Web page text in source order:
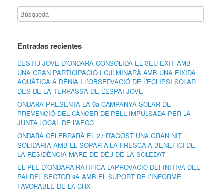
Entradas recientes
L’ESTIU JOVE D’ONDARA CONSOLIDA EL SEU ÈXIT AMB
UNA GRAN PARTICIPACIÓ I CULMINARÀ AMB UNA EIXIDA
AQUÀTICA A DÉNIA I L’OBSERVACIÓ DE L’ECLIPSI SOLAR
DES DE LA TERRASSA DE L’ESPAI JOVE
ONDARA PRESENTA LA 9a CAMPANYA SOLAR DE
PREVENCIÓ DEL CÀNCER DE PELL IMPULSADA PER LA
JUNTA LOCAL DE L’AECC
ONDARA CELEBRARÀ EL 27 D’AGOST UNA GRAN NIT
SOLIDÀRIA AMB EL SOPAR A LA FRESCA A BENEFICI DE
LA RESIDÈNCIA MARE DE DÉU DE LA SOLEDAT
EL PLE D’ONDARA RATIFICA L’APROVACIÓ DEFINITIVA DEL
PAI DEL SECTOR 9A AMB EL SUPORT DE L’INFORME
FAVORABLE DE LA CHX